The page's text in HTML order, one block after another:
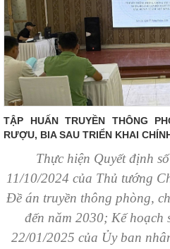
TẬP HUẤN TRUYỀN THÔNG
RƯỢU, BIA SAU TRIỂN KHAI
Thực hiện Quyết định
11/10/2024 của Thủ tướng
Đề án truyền thông phòng,
đến năm 2030; Kế
22/01/2025 của Ủy ban